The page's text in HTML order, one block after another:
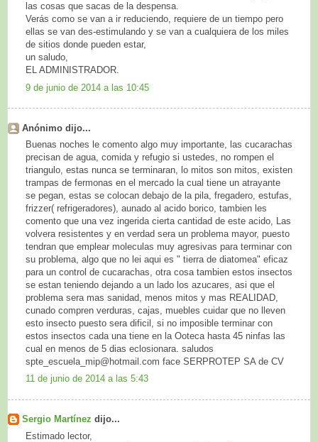
las cosas que sacas de la despensa.
Verás como se van a ir reduciendo, requiere de un tiempo pero
ellas se van des-estimulando y se van a cualquiera de los miles
de sitios donde pueden estar,
un saludo,
EL ADMINISTRADOR.
9 de junio de 2014 a las 10:45
Anónimo dijo...
Buenas noches le comento algo muy importante, las cucarachas
precisan de agua, comida y refugio si ustedes, no rompen el
triangulo, estas nunca se terminaran, lo mitos son mitos, existen
trampas de fermonas en el mercado la cual tiene un atrayante
se pegan, estas se colocan debajo de la pila, fregadero, estufas,
frizzer( refrigeradores), aunado al acido borico, tambien les
comento que una vez ingerida cierta cantidad de este acido, Las
volvera resistentes y en verdad sera un problema mayor, puesto
tendran que emplear moleculas muy agresivas para terminar con
su problema, algo que no lei aqui es " tierra de diatomea" eficaz
para un control de cucarachas, otra cosa tambien estos insectos
se estan teniendo dejando a un lado los azucares, asi que el
problema sera mas sanidad, menos mitos y mas REALIDAD,
cunado compren verduras, cajas, muebles cuidar que no lleven
esto insecto puesto sera dificil, si no imposible terminar con
estos insectos cada una tiene en la Ooteca hasta 45 ninfas las
cual en menos de 5 dias eclosionara. saludos
spte_escuela_mip@hotmail.com face SERPROTEP SA de CV
11 de junio de 2014 a las 5:43
Sergio Martínez dijo...
Estimado lector,